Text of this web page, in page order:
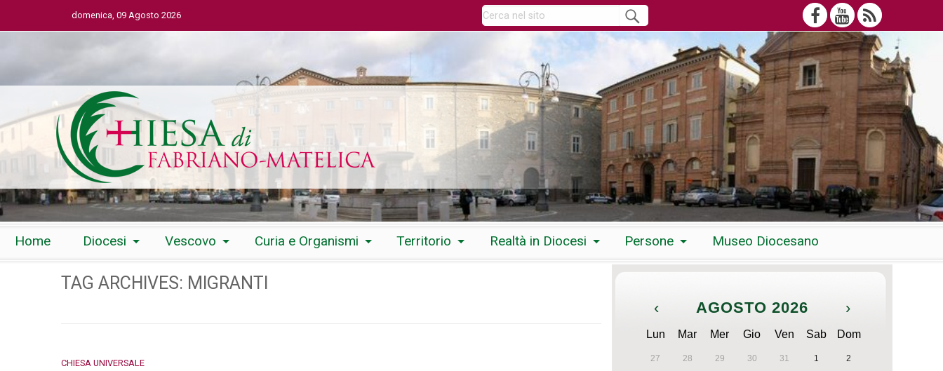
domenica, 09 Agosto 2026
Home Diocesi Vescovo Curia e Organismi Territorio Realtà in Diocesi Persone Museo Diocesano
TAG ARCHIVES: MIGRANTI
CHIESA UNIVERSALE
‹ AGOSTO 2026 ›
Lun Mar Mer Gio Ven Sab Dom
27 28 29 30 31 1 2